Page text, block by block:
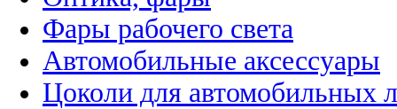
Фары рабочего света
Автомобильные аксессуары
Цоколи для автомобильных